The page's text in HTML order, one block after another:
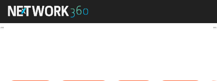
Colonnine di ricarica Enel X: